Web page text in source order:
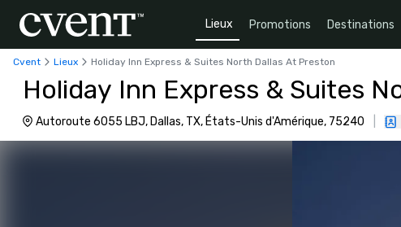
Lieux Promotions Destinations
Cvent Lieux Holiday Inn Express & Suites North Dallas At Preston
Holiday Inn Express & Suites
Autoroute 6055 LBJ, Dallas, TX, États-Unis d'Amérique, 75240